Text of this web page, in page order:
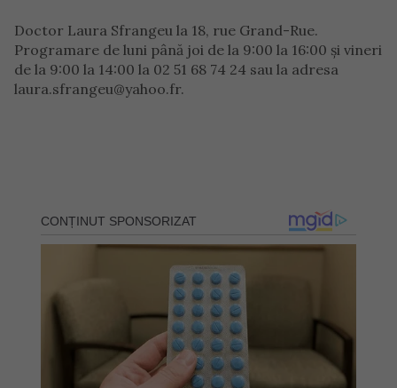
Doctor Laura Sfrangeu la 18, rue Grand-Rue.
Programare de luni până joi de la 9:00 la 16:00 și vineri
de la 9:00 la 14:00 la 02 51 68 74 24 sau la adresa
laura.sfrangeu@yahoo.fr.